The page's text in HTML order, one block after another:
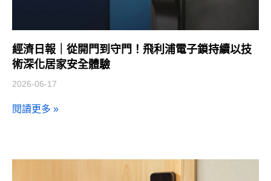
經濟日報｜從開門到守門！飛利浦電子鎖持續以技
術深化居家安全體驗
2026-06-17
閱讀更多 »